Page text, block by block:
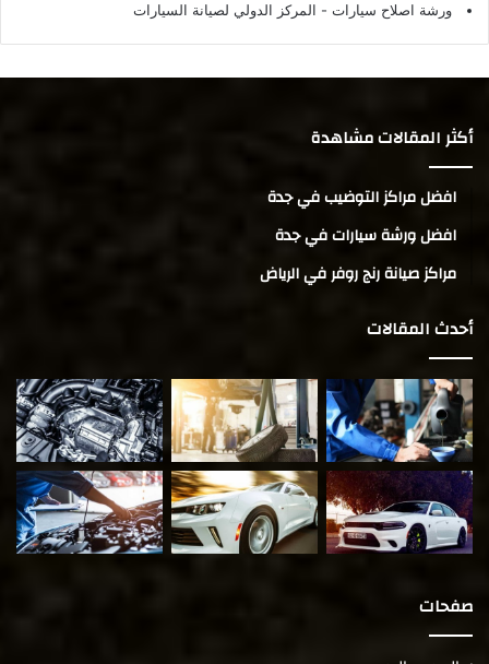
ورشة اصلاح سيارات - المركز الدولي لصيانة السيارات
أكثر المقالات مشاهدة
افضل مراكز التوضيب في جدة
افضل ورشة سيارات في جدة
مراكز صيانة رنج روفر في الرياض
أحدث المقالات
صفحات